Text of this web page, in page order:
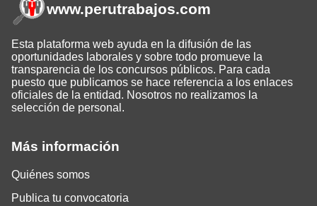
Más información
Quiénes somos
Publica tu convocatoria
www.perutrabajos.com
Esta plataforma web ayuda en la difusión de las
oportunidades laborales y sobre todo promueve la
transparencia de los concursos públicos. Para cada
puesto que publicamos se hace referencia a los enlaces
oficiales de la entidad. Nosotros no realizamos la
selección de personal.